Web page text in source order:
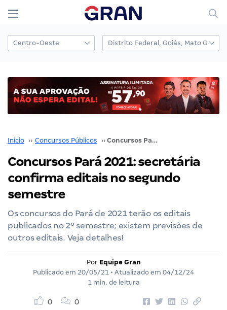
Início ›› Concursos Públicos ›› Concursos Pará 2021: secretária confirma editais no segundo semestre
Concursos Pará 2021: secretária
confirma editais no segundo
semestre
Os concursos do Pará de 2021 terão os editais
publicados no 2º semestre; existem previsões de
outros editais. Veja detalhes!
Por Equipe Gran
Publicado em 20/05/21 • Atualizado em 04/12/24
1 min. de leitura
0 0